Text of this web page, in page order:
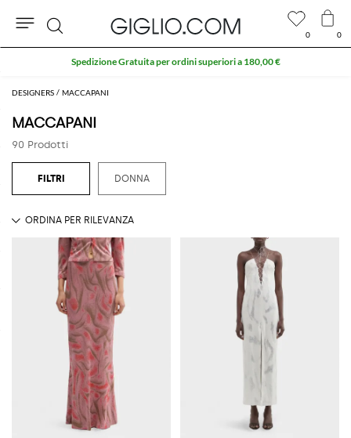
DESIGNERS MACCAPANI
MACCAPANI
90 Prodotti
DONNA
0 0
Cerca
Extra 10% sull'area Outlet